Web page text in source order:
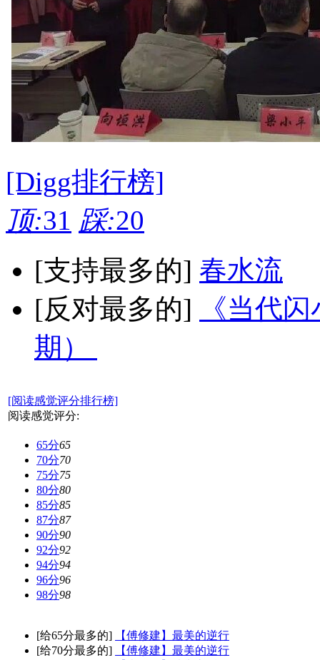
[Digg排行榜]
顶:31 踩:20
[支持最多的] 春水流
[反对最多的]
《当代
期）
[阅读感觉评分排行榜]
阅读感觉评分:
65分65
70分70
75分75
80分80
85分85
87分87
90分90
92分92
94分94
96分96
98分98
[给65分最多的]
【傅修建】最美的逆行
[给70分最多的]
【傅修建】最美的逆行